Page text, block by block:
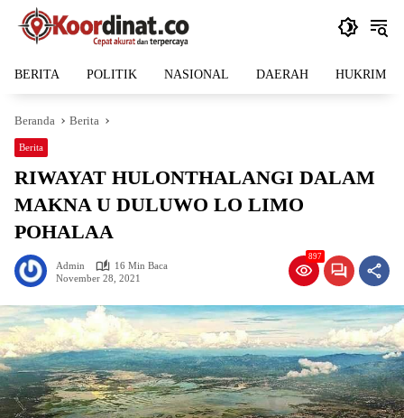
Langsung
BERITA POLITIK NASIONAL DAERAH HUKRIM
Beranda Berita
Berita
RIWAYAT HULONTHALANGI DALAM
MAKNA U DULUWO LO LIMO
POHALAA
Admin
16 Min Baca
November 28, 2021
897